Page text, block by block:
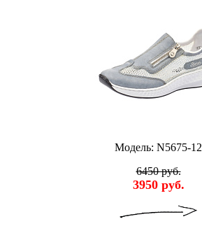
Модель: N5675-12
6450 руб.
3950 руб.